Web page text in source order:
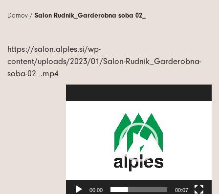
Domov / Salon Rudnik_Garderobna soba 02_
https://salon.alples.si/wp-
content/uploads/2023/01/Salon-Rudnik_Garderobna-
soba-02_.mp4
00:00 00:07